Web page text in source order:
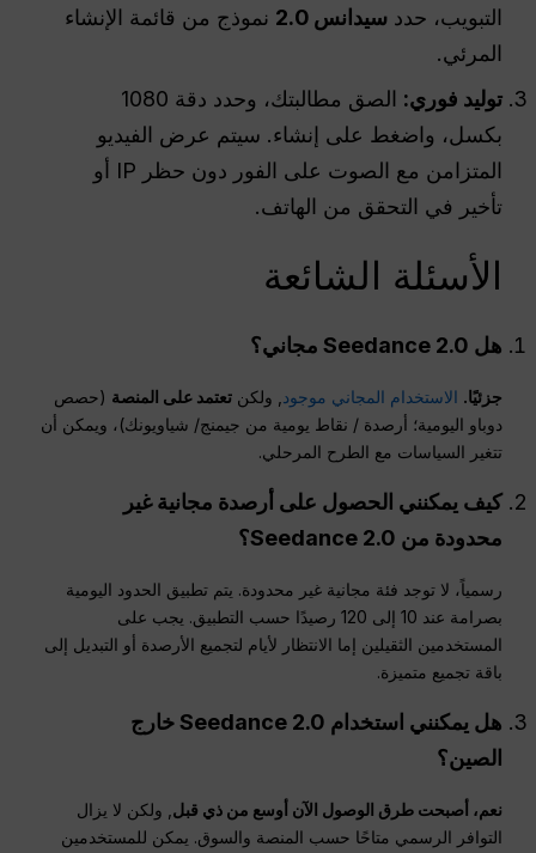
التبويب، حددسيدانس 2.0
نموذج من قائمة الإنشاء
المرئي.
توليد فوري:
الصق مطالبتك، وحدد دقة 1080
بكسل، واضغط على إنشاء. سيتم عرض الفيديو
المتزامن مع الصوت على الفور دون حظر IP أو
تأخير في التحقق من الهاتف.
الأسئلة الشائعة
هل Seedance 2.0 مجاني؟
جزئيًا. الاستخدام المجاني موجود , ولكنتعتمد على المنصة (حصص
دوباو اليومية؛ أرصدة / نقاط يومية من جيمنج/ شياويونك)، ويمكن أن
تتغير السياسات مع الطرح المرحلي.
كيف يمكنني الحصول على أرصدة مجانية غير
محدودة من Seedance 2.0؟
رسمياً، لا توجد فئة مجانية غير محدودة. يتم تطبيق الحدود اليومية
بصرامة عند 10 إلى 120 رصيدًا حسب التطبيق. يجب على
المستخدمين الثقيلين إما الانتظار لأيام لتجميع الأرصدة أو التبديل إلى
باقة تجميع متميزة.
هل يمكنني استخدام Seedance 2.0 خارج
الصين؟
نعم، أصبحت طرق الوصول الآن أوسع من ذي قبل , ولكن لا يزال
التوافر الرسمي متاحًا حسب المنصة والسوق. يمكن للمستخدمين